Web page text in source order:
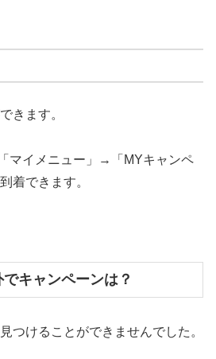
きます。
マイメニュー」→「MYキャンペ
着できます。
キャンペーンは？
つけることができませんでした。